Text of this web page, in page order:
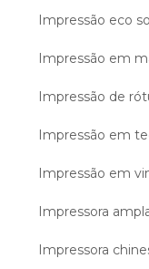
Impressão eco
Impressão em
Impressão de
Impressão em
Impressão em
Impressora
Impressora